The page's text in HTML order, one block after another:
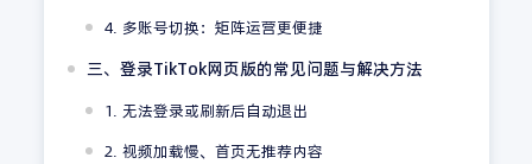
4. 多账号切换：矩阵运营更便捷
三、登录TikTok网页版的常见问题与解决方法
1. 无法登录或刷新后自动退出
2. 视频加载慢、首页无推荐内容